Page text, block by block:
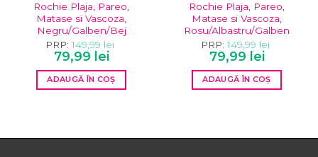
Rochie Plaja, Pareo,
Matase si Vascoza,
Negru/Galben/Bej
PRP: 149,99 lei
Prețul
inițial
a
fost:
149,99 lei.
79,99 leiPrețul
curent
este:
79,99 lei.
ADAUGĂ ÎN COȘ
Rochie Plaja, Pareo,
Matase si Vascoza,
Rosu/Albastru/Galben
PRP: 149,99 lei
Prețul
inițial
a
fost:
149,99 lei.
79,99 leiPrețul
curent
este:
79,99 lei.
ADAUGĂ ÎN COȘ